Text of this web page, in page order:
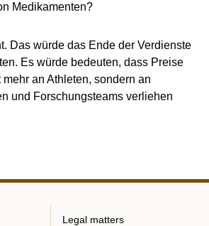
Medikamenten?
Das würde das Ende der Verdienste
Es würde bedeuten, dass Preise
an Athleten, sondern an
und Forschungsteams verliehen
Legal matters